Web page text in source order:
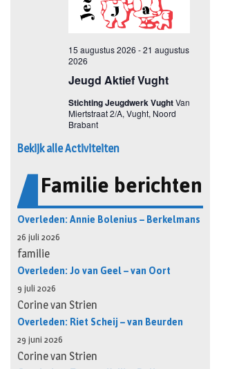
Bekijk alle Activiteiten
Familie berichten
Overleden: Annie Bolenius – Berkelmans
26 juli 2026
familie
Overleden: Jo van Geel – van Oort
9 juli 2026
Corine van Strien
Overleden: Riet Scheij – van Beurden
29 juni 2026
Corine van Strien